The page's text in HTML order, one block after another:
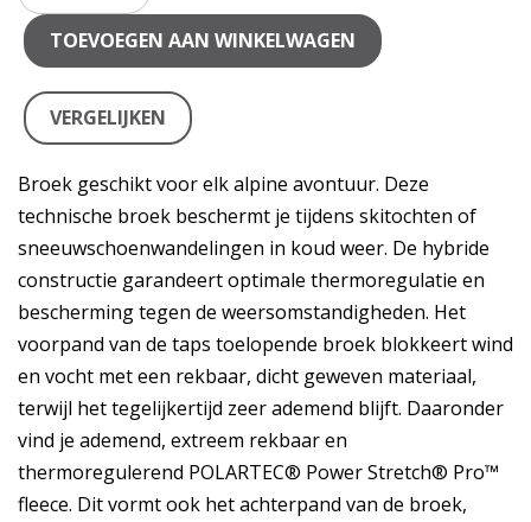
TOEVOEGEN AAN WINKELWAGEN
VERGELIJKEN
Broek geschikt voor elk alpine avontuur. Deze
technische broek beschermt je tijdens skitochten of
sneeuwschoenwandelingen in koud weer. De hybride
constructie garandeert optimale thermoregulatie en
bescherming tegen de weersomstandigheden. Het
voorpand van de taps toelopende broek blokkeert wind
en vocht met een rekbaar, dicht geweven materiaal,
terwijl het tegelijkertijd zeer ademend blijft. Daaronder
vind je ademend, extreem rekbaar en
thermoregulerend POLARTEC® Power Stretch® Pro™
fleece. Dit vormt ook het achterpand van de broek,